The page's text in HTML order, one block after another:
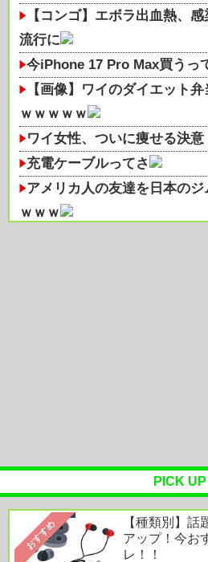
【コンゴ】エボラ出血熱、
流行に
今iPhone 17 Pro Max買うっ
【画像】ワイのダイエット
ｗｗｗｗｗ
ワイ女性、ついに痩せる決
充電ケーブルってさ
アメリカ人の友達を日本の
ｗｗｗ
PICK UP
おすすめ
【種類別】話
アップ！今お
レ！！